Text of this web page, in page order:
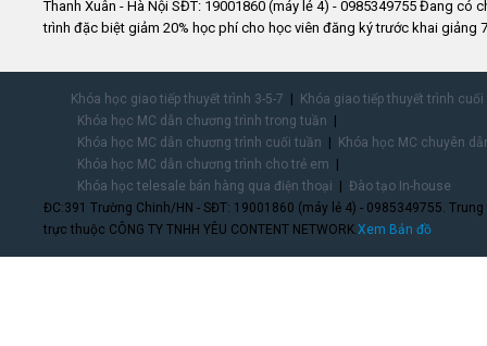
Thanh Xuân - Hà Nội SĐT: 19001860 (máy lẻ 4) - 0985349755 Đang có
trình đặc biệt giảm 20% học phí cho học viên đăng ký trước khai giảng
Khóa học giao tiếp thuyết trình 3-5-7
Khóa giao tiếp thuyết trình
Khóa học MC dẫn chương trình trong tuần
Khóa học MC dẫn chương trình cuối tuần
Khóa học MC chuyên
Khóa học MC dẫn chương trình cho trẻ em
Khóa học telesale bán hàng qua điện thoại
Đào tạo In-house
ĐC:391 Trường Chinh/HN - SĐT: 19001860 (máy lẻ 4) - 0985349755.
trực thuộc CÔNG TY TNHH YÊU CONTENT NETWORK.Xem Bản đồ